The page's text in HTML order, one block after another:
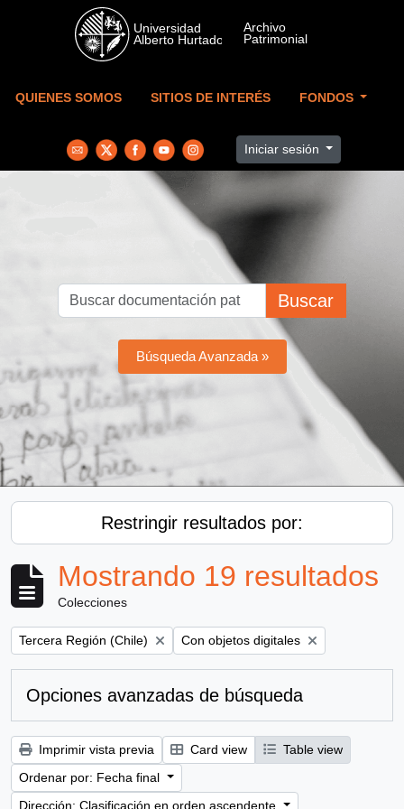
Skip to main content
QUIENES SOMOS SITIOS DE INTERÉS FONDOS
Iniciar sesión
Buscar
Búsqueda Avanzada »
Restringir resultados por:
Mostrando 19 resultados
Colecciones
Remove filter:
Tercera Región (Chile) Remove filter:
Con objetos digitales
Opciones avanzadas de búsqueda
Imprimir vista previa Card view
Table view
Ordenar por: Fecha final
Dirección: Clasificación en orden ascendente